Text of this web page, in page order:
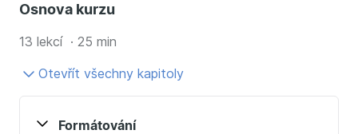
tvořit a upravovat grafy
Osnova kurzu
13 lekcí · 25 min
Otevřít všechny kapitoly
Formátování